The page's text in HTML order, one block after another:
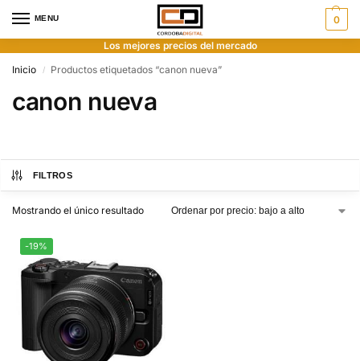
MENU 0
Los mejores precios del mercado
Inicio
/ Productos etiquetados “canon nueva”
canon nueva
FILTROS
Mostrando el único resultado
-19%